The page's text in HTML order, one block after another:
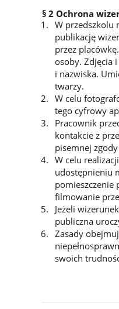
§ 2 Ochrona
W przedszkolu
publikację
przez
osoby. Zdjęcia
i nazwiska.
twarzy.
W celu
tego cyfrowy
Pracownik
kontakcie z
pisemnej
W celu
udostępnieniu
pomieszczenie
filmowanie
Jeżeli
publiczna
Zasady
swoich